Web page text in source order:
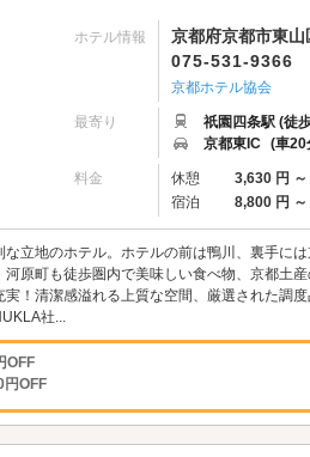
ホテル情報
京都府京都市東
075-531-9366
京都ホテル協会
最寄り
祇園四条駅 (徒
京都東IC (車20
料金 休憩 3,630 円 ～
宿泊
8,800 円 ～
立地のホテル。ホテルの前は鴨川、裏手に
原町も徒歩圏内で美味しい食べ物、京都土
！清潔感溢れる上質な空間、厳選された調
社...
OFF
円OFF